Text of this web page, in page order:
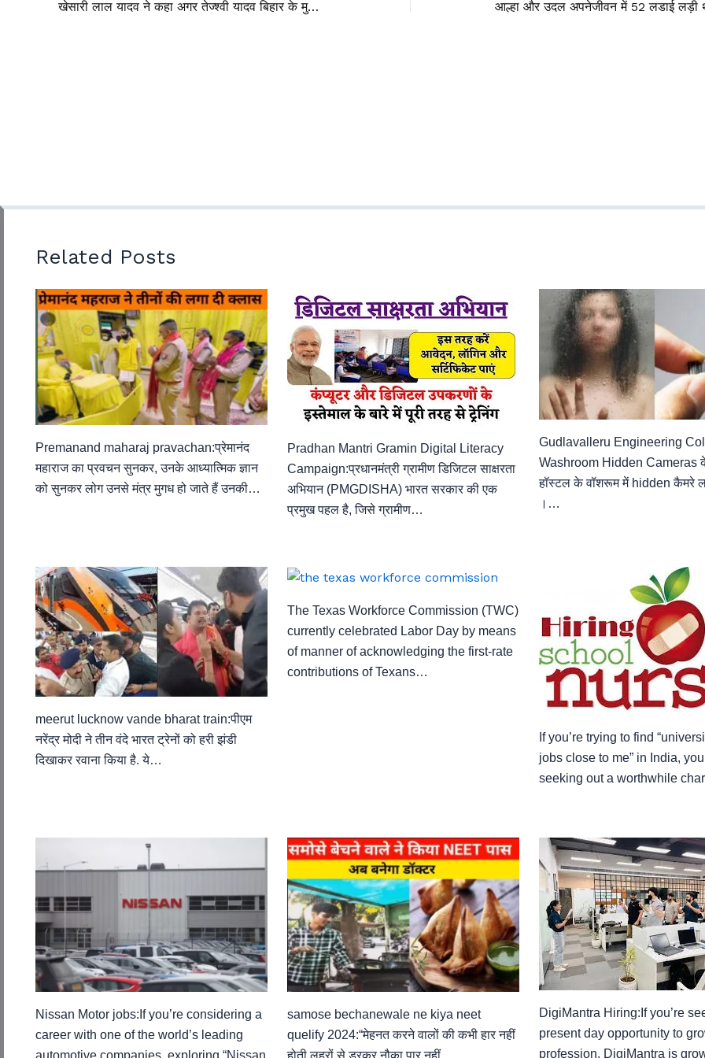
खेसारी लाल यादव ने कहा अगर तेज्श्वी यादव बिहार के मुख्यमंत्री बने तो आग लगा देंगे khesarilal yadav spot tejshwi yadav
Related Posts
Premanand maharaj pravachan:प्रेमानंद
महाराज का प्रवचन सुनकर, उनके आध्यात्मिक ज्ञान
को सुनकर लोग उनसे मंत्र मुगध हो जाते हैं उनकी…
Pradhan Mantri Gramin Digital Literacy
Campaign:प्रधानमंत्री ग्रामीण डिजिटल साक्षरता
अभियान (PMGDISHA) भारत सरकार की एक
प्रमुख पहल है, जिसे ग्रामीण…
Gudlavalleru Engineering
Washroom Hidden Cameras
हॉस्टल के वॉशरूम में hidden कैमरे
।…
meerut lucknow vande bharat train:पीएम
नरेंद्र मोदी ने तीन वंदे भारत ट्रेनों को हरी झंडी
दिखाकर रवाना किया है. ये…
The Texas Workforce Commission (TWC)
currently celebrated Labor Day by means
of manner of acknowledging the first-rate
contributions of Texans…
If you’re trying to find
jobs close to me” in India,
seeking out a worthwhile
Nissan Motor jobs:If you’re considering a
career with one of the world’s leading
samose bechanewale ne kiya neet
quelify 2024:“मेहनत करने वालों की कभी हार नहीं
DigiMantra Hiring:If you’re
present day opportunity to
profession, DigiMantra is